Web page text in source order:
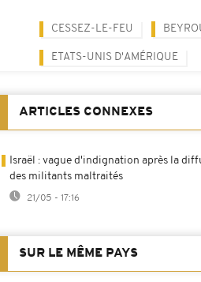
CESSEZ-LE-FEU
ETATS-UNIS D'AMÉRIQUE
ARTICLES CONNEXES
Israël : vague d'indignation après la
des militants maltraités
21/05 - 17:16
SUR LE MÊME PAYS